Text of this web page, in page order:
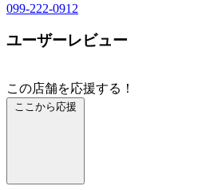
099-222-0912
ユーザーレビュー
この店舗を応援する！
ここから応援